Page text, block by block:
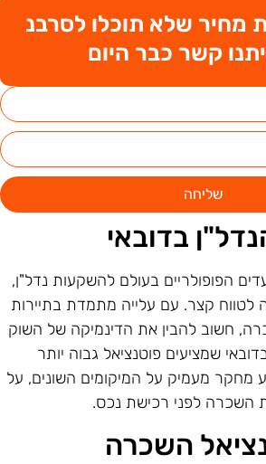
מחיר שלא תוכלו לסרבנ
קשר כבר היום
שליחה
בדובאי
הפופולריים בעולם להשקעות נדל"ן,
קצר. עם עלייה מתמדת בתיירות
חשוב להבין את הדינמיקה של השוק
שמציעים פוטנציאל גבוה יותר
מחקר מעמיק על המיקומים השונים, על
השכרה לפני רכישת נכס.
השכרה